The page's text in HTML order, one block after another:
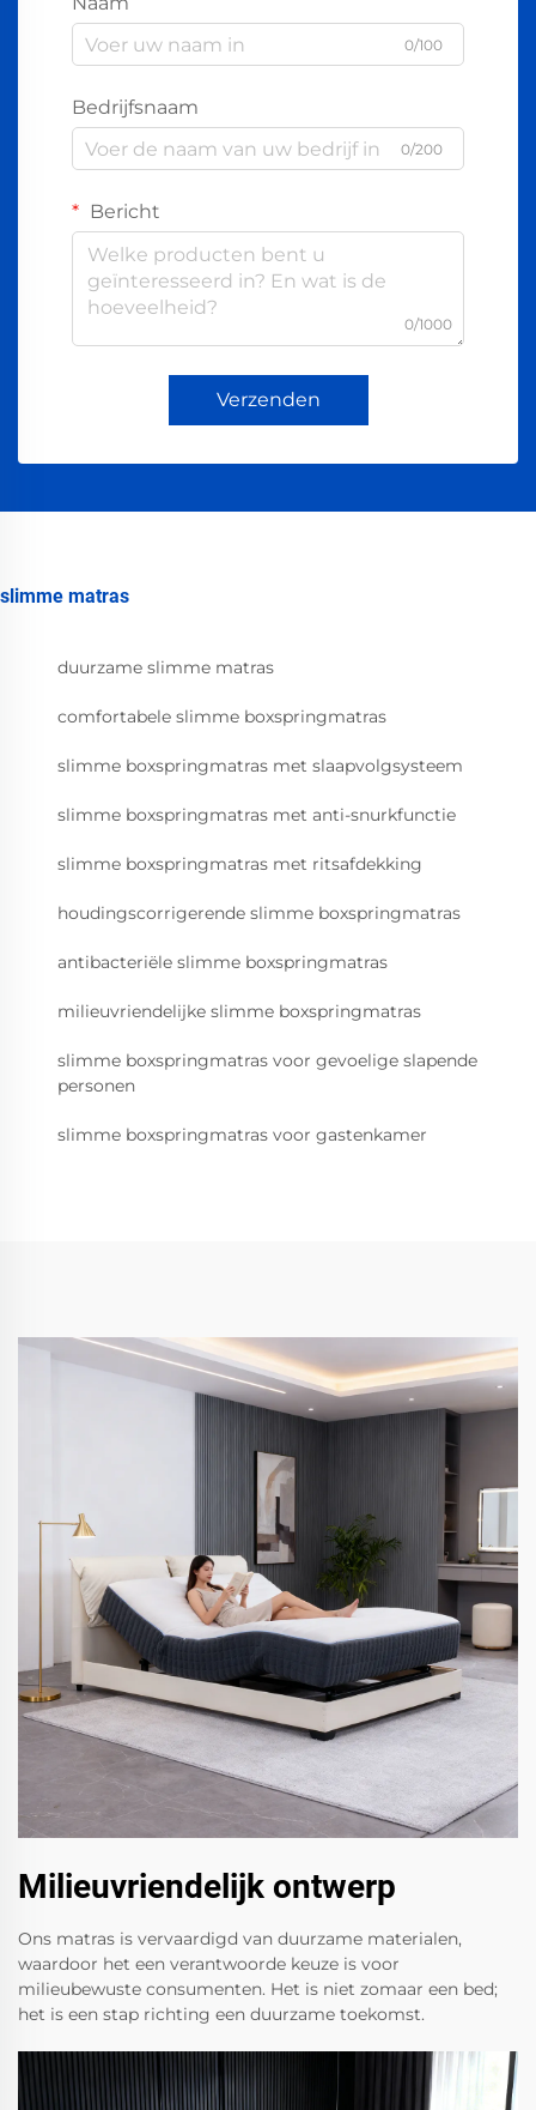
0/100
Bedrijfsnaam
0/200
Bericht
0/1000
Verzenden
slimme matras
duurzame slimme matras
comfortabele slimme boxspringmatras
slimme boxspringmatras met slaapvolgsysteem
slimme boxspringmatras met anti-snurkfunctie
slimme boxspringmatras met ritsafdekking
houdingscorrigerende slimme boxspringmatras
antibacteriële slimme boxspringmatras
milieuvriendelijke slimme boxspringmatras
slimme boxspringmatras voor gevoelige slapende
personen
slimme boxspringmatras voor gastenkamer
Milieuvriendelijk ontwerp
Ons matras is vervaardigd van duurzame materialen,
waardoor het een verantwoorde keuze is voor
milieubewuste consumenten. Het is niet zomaar een bed;
het is een stap richting een duurzame toekomst.